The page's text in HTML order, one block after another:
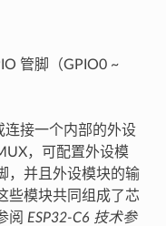
管脚（GPIO0 ~
连接一个内部的外设
，可配置外设模
，并且外设模块的输
些模块共同组成了芯
阅 ESP32-C6 技术参